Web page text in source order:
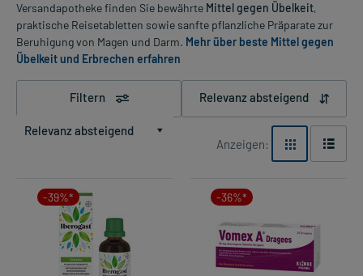
Versandapotheke finden Sie bewährte Mittel gegen Übelkeit,
praktische Reisetabletten sowie sanfte pflanzliche Präparate zur
Beruhigung von Magen und Darm. Mehr über beste Mittel gegen
Übelkeit und Erbrechen erfahren
Filtern Relevanz absteigend
Relevanz absteigend
Anzeigen:
-39%* -36%*